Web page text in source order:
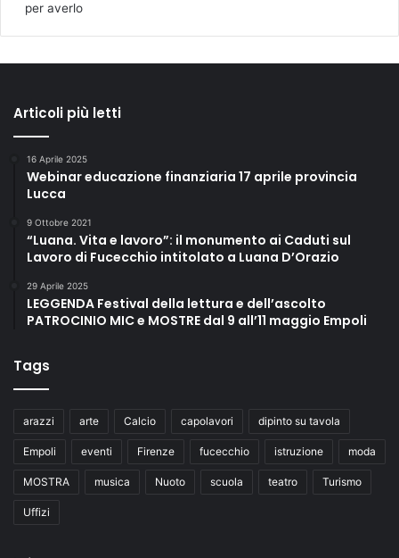
per averlo
Articoli più letti
16 Aprile 2025
Webinar educazione finanziaria 17 aprile provincia
Lucca
9 Ottobre 2021
“Luana. Vita e lavoro”: il monumento ai Caduti sul
Lavoro di Fucecchio intitolato a Luana D’Orazio
29 Aprile 2025
LEGGENDA Festival della lettura e dell’ascolto
PATROCINIO MIC e MOSTRE dal 9 all’11 maggio Empoli
Tags
arazzi arte Calcio capolavori dipinto su tavola
Empoli eventi Firenze fucecchio istruzione moda
MOSTRA musica Nuoto scuola teatro Turismo
Uffizi